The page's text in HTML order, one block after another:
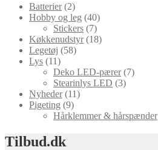
Batterier (2)
Hobby og leg (40)
Stickers (7)
Køkkenudstyr (18)
Legetøj (58)
Lys (11)
Deko LED-pærer (7)
Stearinlys LED (3)
Nyheder (11)
Pigeting (9)
Hårklemmer & hårspænder
Tilbud.dk